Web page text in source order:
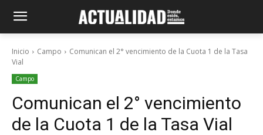
Inicio Campo
Comunican el 2° vencimiento de la Cuota 1 de la Tasa
Vial
Campo
Comunican el 2° vencimiento
de la Cuota 1 de la Tasa Vial